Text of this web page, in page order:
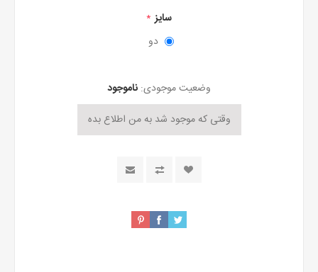
سایز *
دو
وضعیت موجودی: ناموجود